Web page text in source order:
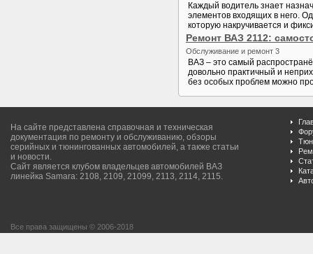
Каждый водитель знает
элементов входящих в него.
которую накручивается и
Ремонт ВАЗ 2112:
Обслуживание и ремонт 3
ВАЗ – это самый
довольно практичный и
без особых проблем можно
На сайте представлена справочная и техническая
документация по ремонту и обслуживанию, обзоры
серийных и тюнингованных автомобилей, а также статьи
и новости.
Сайт является клубом владельцев автомобилей ВАЗ
линейка Samara: 2108, 2109, 21099, 2113, 2114, 2115.
Все права защищены © 2006-2018